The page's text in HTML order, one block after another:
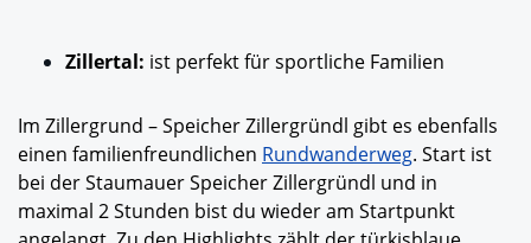
Zillertal: ist perfekt für sportliche Familien
Im Zillergrund – Speicher Zillergründl gibt es ebenfalls
einen familienfreundlichen Rundwanderweg. Start ist
bei der Staumauer Speicher Zillergründl und in
maximal 2 Stunden bist du wieder am Startpunkt